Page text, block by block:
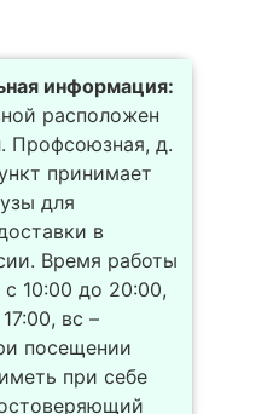
информация:
расположен
Профсоюзная, д.
принимает
для
в
Время работы
с 10:00 до 20:00,
вс –
посещении
при себе